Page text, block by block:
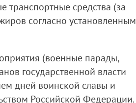
транспортные средства (за
согласно установленным
(военные парады,
государственной власти
дней воинской славы и
Российской Федерации.